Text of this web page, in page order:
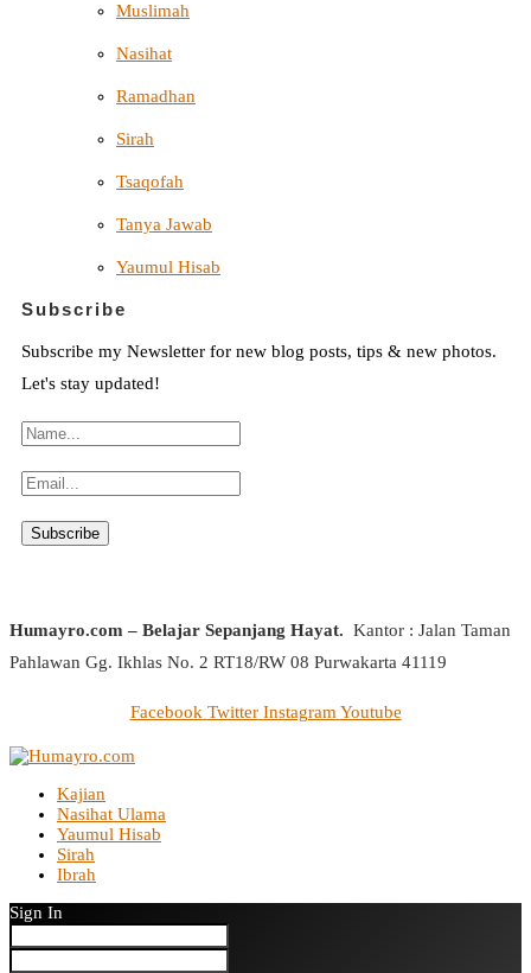
Muslimah
Nasihat
Ramadhan
Sirah
Tsaqofah
Tanya Jawab
Yaumul Hisab
Subscribe
Subscribe my Newsletter for new blog posts, tips & new photos.
Let's stay updated!
Humayro.com – Belajar Sepanjang Hayat. Kantor : Jalan Taman
Pahlawan Gg. Ikhlas No. 2 RT18/RW 08 Purwakarta 41119
Facebook Twitter Instagram Youtube
Kajian
Nasihat Ulama
Yaumul Hisab
Sirah
Ibrah
Sign In